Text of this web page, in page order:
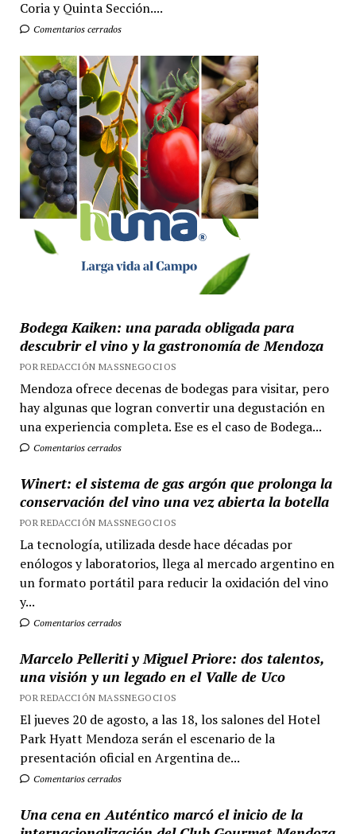
Coria y Quinta Sección....
Comentarios cerrados
Bodega Kaiken: una parada obligada para
descubrir el vino y la gastronomía de Mendoza
POR REDACCIÓN MASSNEGOCIOS
Mendoza ofrece decenas de bodegas para visitar, pero
hay algunas que logran convertir una degustación en
una experiencia completa. Ese es el caso de Bodega...
Comentarios cerrados
Winert: el sistema de gas argón que prolonga la
conservación del vino una vez abierta la botella
POR REDACCIÓN MASSNEGOCIOS
La tecnología, utilizada desde hace décadas por
enólogos y laboratorios, llega al mercado argentino en
un formato portátil para reducir la oxidación del vino
y...
Comentarios cerrados
Marcelo Pelleriti y Miguel Priore: dos talentos,
una visión y un legado en el Valle de Uco
POR REDACCIÓN MASSNEGOCIOS
El jueves 20 de agosto, a las 18, los salones del Hotel
Park Hyatt Mendoza serán el escenario de la
presentación oficial en Argentina de...
Comentarios cerrados
Una cena en Auténtico marcó el inicio de la